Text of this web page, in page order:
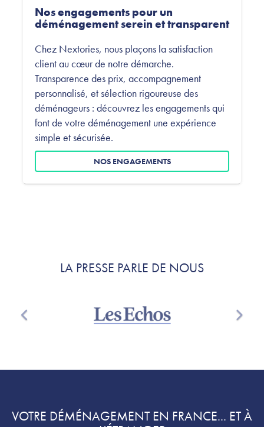
Nos engagements pour un
déménagement serein et transparent
Chez Nextories, nous plaçons la satisfaction
client au cœur de notre démarche.
Transparence des prix, accompagnement
personnalisé, et sélection rigoureuse des
déménageurs : découvrez les engagements qui
font de votre déménagement une expérience
simple et sécurisée.
NOS ENGAGEMENTS
LA PRESSE PARLE DE NOUS
VOTRE DÉMÉNAGEMENT EN FRANCE... ET À